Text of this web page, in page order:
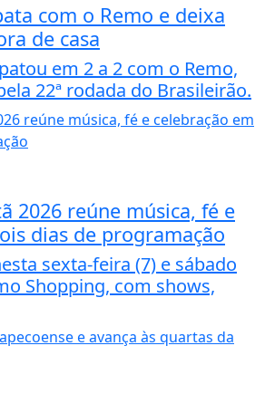
com o Remo e deixa
de casa
em 2 a 2 com o Remo,
22ª rodada do Brasileirão.
2026 reúne música, fé e
dias de programação
sexta-feira (7) e sábado
Shopping, com shows,